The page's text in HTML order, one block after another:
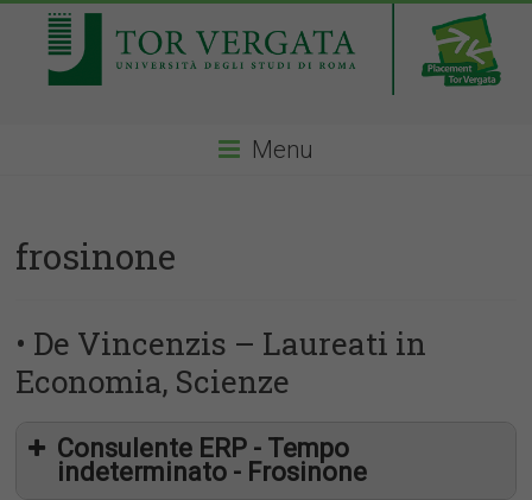
Menu
frosinone
• De Vincenzis – Laureati in
Economia, Scienze
Consulente ERP - Tempo
indeterminato - Frosinone